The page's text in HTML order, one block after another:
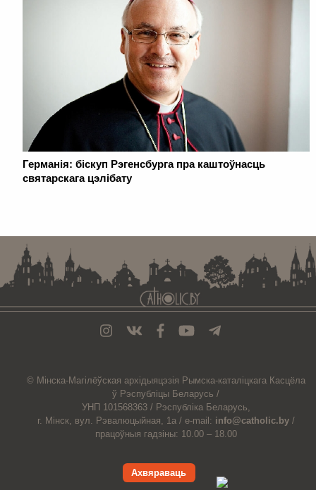
Германія: біскуп Рэгенсбурга пра каштоўнасць
святарскага цэлібату
© Мiнска-Магiлёўская архiдыяцэзiя Рымска-каталіцкага Касцёла
ў Рэспубліцы Беларусь /
УНП 101568363 / Рэспубліка Беларусь,
г. Мінск, вул. Рэвалюцыйная, 1а / e-mail: info@catholic.by /
працоўныя гадзіны: 10.00 – 18.00
Ахвяраваць